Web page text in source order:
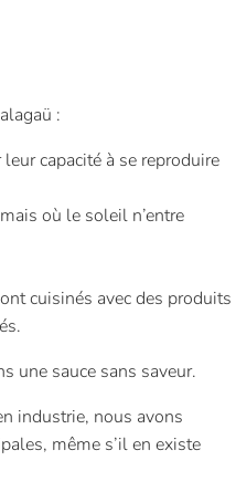
:
capacité à se reproduire
où le soleil n’entre
cuisinés avec des produits
une sauce sans saveur.
industrie, nous avons
même s’il en existe